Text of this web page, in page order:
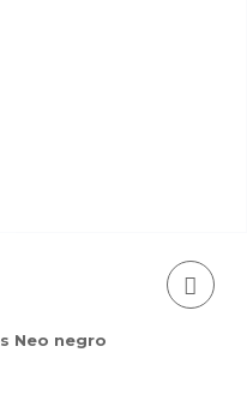
Neo negro